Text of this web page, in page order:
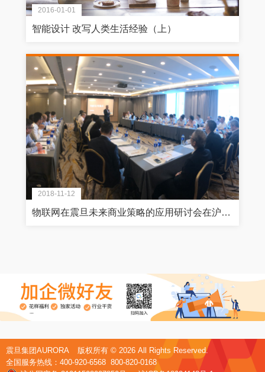
2016-01-01
智能设计 改写人类生活经验（上）
2018-11-12
物联网在震旦未来商业策略的应用研讨会在沪召开
震旦集团AURORA 版权所有 © 2026 All Rights Reserved.
全国服务热线：400-920-6568 800-820-0168